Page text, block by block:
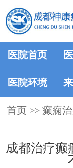
医院首页
医院环境
首页 >> 癫痫
成都治疗癫